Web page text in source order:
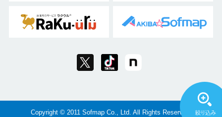
Copyright © 2011 Sofmap Co., Ltd. All Rights Reserved.